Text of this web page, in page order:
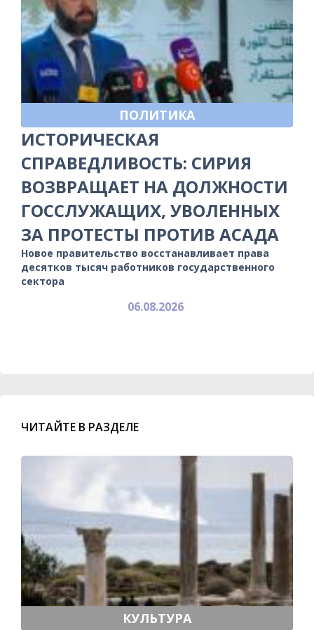
ПОЛИТИКА
ИСТОРИЧЕСКАЯ
СПРАВЕДЛИВОСТЬ: СИРИЯ
ВОЗВРАЩАЕТ НА ДОЛЖНОСТИ
ГОССЛУЖАЩИХ, УВОЛЕННЫХ
ЗА ПРОТЕСТЫ ПРОТИВ АСАДА
Новое правительство восстанавливает права
десятков тысяч работников государственного
сектора
06.08.2026
ЧИТАЙТЕ В РАЗДЕЛЕ
КУЛЬТУРА